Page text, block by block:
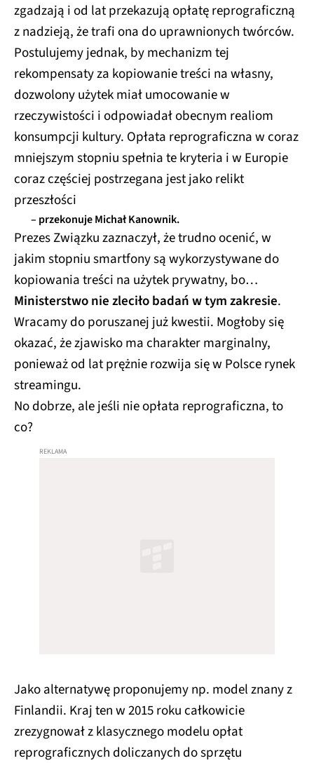
zgadzają i od lat przekazują opłatę reprograficzną
z nadzieją, że trafi ona do uprawnionych twórców.
Postulujemy jednak, by mechanizm tej
rekompensaty za kopiowanie treści na własny,
dozwolony użytek miał umocowanie w
rzeczywistości i odpowiadał obecnym realiom
konsumpcji kultury. Opłata reprograficzna w coraz
mniejszym stopniu spełnia te kryteria i w Europie
coraz częściej postrzegana jest jako relikt
przeszłości
– przekonuje Michał Kanownik.
Prezes Związku zaznaczył, że trudno ocenić, w
jakim stopniu smartfony są wykorzystywane do
kopiowania treści na użytek prywatny, bo…
Ministerstwo nie zleciło badań w tym zakresie.
Wracamy do poruszanej już kwestii. Mogłoby się
okazać, że zjawisko ma charakter marginalny,
ponieważ od lat prężnie rozwija się w Polsce rynek
streamingu.
No dobrze, ale jeśli nie opłata reprograficzna, to
co?
Jako alternatywę proponujemy np. model znany z
Finlandii. Kraj ten w 2015 roku całkowicie
zrezygnował z klasycznego modelu opłat
reprograficznych doliczanych do sprzętu